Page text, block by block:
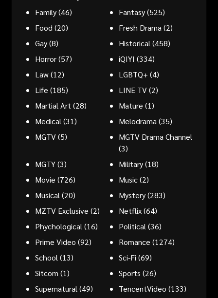
Family(46) Fantasy(525)
Food (20) Fresh Drama (2)
Gay(8) Historical (458)
Horror(57) iQIYI (334)
Law(12) LGBTQ+ (4)
Life (185) LINE TV(2)
Martial Art (28) Mature (1)
Medical (31) Melodrama (35)
MGTV(5)
MGTV Drama Channel
(3)
MGTY(3) Military(18)
Movie (726) Music(2)
Musical (20) Mystery(283)
MZTV Exclusive (2) Netflix(64)
Phychological (16) Political (36)
Prime Video (92) Romance (1274)
School (13) Sci-Fi (69)
Sitcom (1) Sports (26)
Supernatural (49) TencentVideo (133)